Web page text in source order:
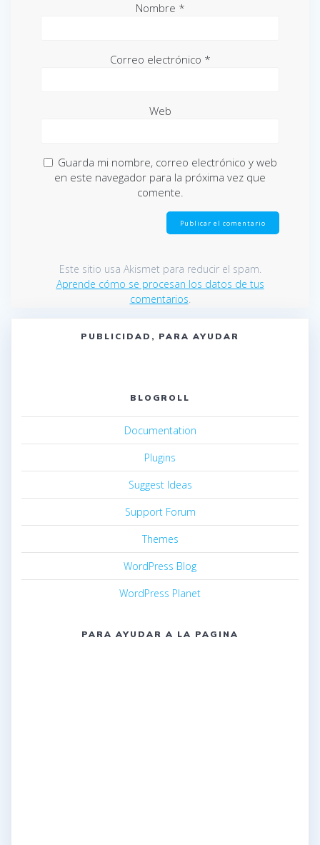
Nombre *
Correo electrónico *
Web
Guarda mi nombre, correo electrónico y web
en este navegador para la próxima vez que
comente.
Este sitio usa Akismet para reducir el spam.
Aprende cómo se procesan los datos de tus
comentarios.
PUBLICIDAD, PARA AYUDAR
BLOGROLL
Documentation
Plugins
Suggest Ideas
Support Forum
Themes
WordPress Blog
WordPress Planet
PARA AYUDAR A LA PAGINA